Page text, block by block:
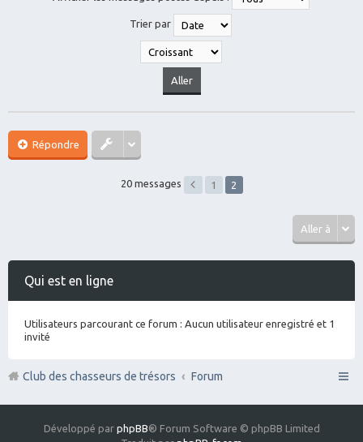
Trier par
Répondre
20 messages 1 2
Aller à
Qui est en ligne
Utilisateurs parcourant ce forum : Aucun utilisateur enregistré et 1
invité
Club des chasseurs de trésors Forum
Développé par phpBB® Forum Software © phpBB Limited